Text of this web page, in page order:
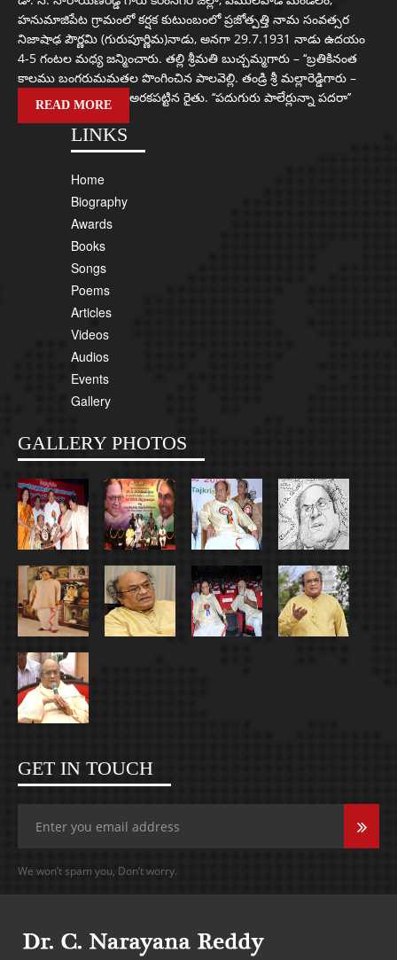
హనుమాజిపేట గ్రామంలో కర్షక కుటుంబంలో ప్రజోత్పత్తి నామ సంవత్సర
నిజాషాఢ పౌర్ణమి (గురుపూర్ణిమ)నాడు, అనగా 29.7.1931 నాడు ఉదయం
4-5 గంటల మధ్య జన్మించారు. తల్లి శ్రీమతి బుచ్చమ్మగారు – ‘‘బ్రతికినంత
కాలము బంగరుమమతల పొంగించిన పాలవెల్లి. తండ్రి శ్రీ మల్లారెడ్డిగారు –
అరకపట్టిన రైతు. ‘‘పదుగురు పాలేర్లున్నా పదరా’’
READ MORE
LINKS
Home
Biography
Awards
Books
Songs
Poems
Articles
Videos
Audios
Events
Gallery
GALLERY PHOTOS
GET IN TOUCH
We won’t spam you, Don’t worry.